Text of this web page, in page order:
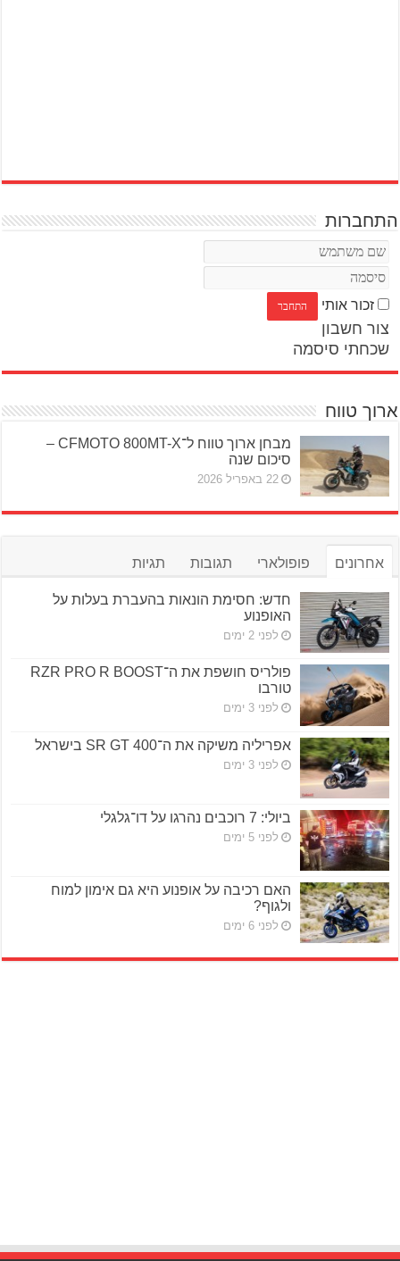
התחברות
זכור אותי
צור חשבון
שכחתי סיסמה
ארוך טווח
מבחן ארוך טווח ל־CFMOTO 800MT-X –
סיכום שנה
22 באפריל 2026
אחרונים פופולארי תגובות תגיות
חדש: חסימת הונאות בהעברת בעלות על
האופנוע
לפני 2 ימים
פולריס חושפת את ה־RZR PRO R BOOST
טורבו
לפני 3 ימים
אפריליה משיקה את ה־SR GT 400 בישראל
לפני 3 ימים
ביולי: 7 רוכבים נהרגו על דו־גלגלי
לפני 5 ימים
האם רכיבה על אופנוע היא גם אימון למוח
ולגוף?
לפני 6 ימים